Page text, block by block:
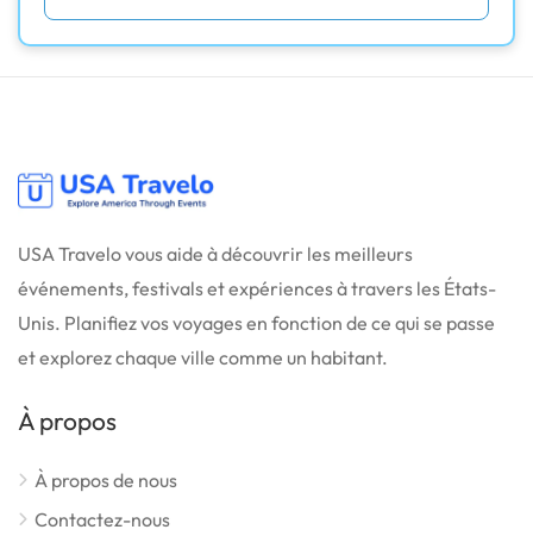
USA Travelo vous aide à découvrir les meilleurs
événements, festivals et expériences à travers les États-
Unis. Planifiez vos voyages en fonction de ce qui se passe
et explorez chaque ville comme un habitant.
À propos
À propos de nous
Contactez-nous